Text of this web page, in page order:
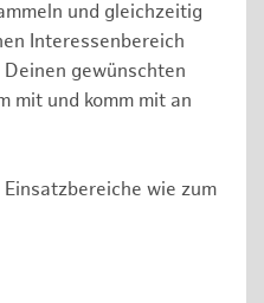
und gleichzeitig
Interessenbereich
gewünschten
mit und komm mit an
wie zum